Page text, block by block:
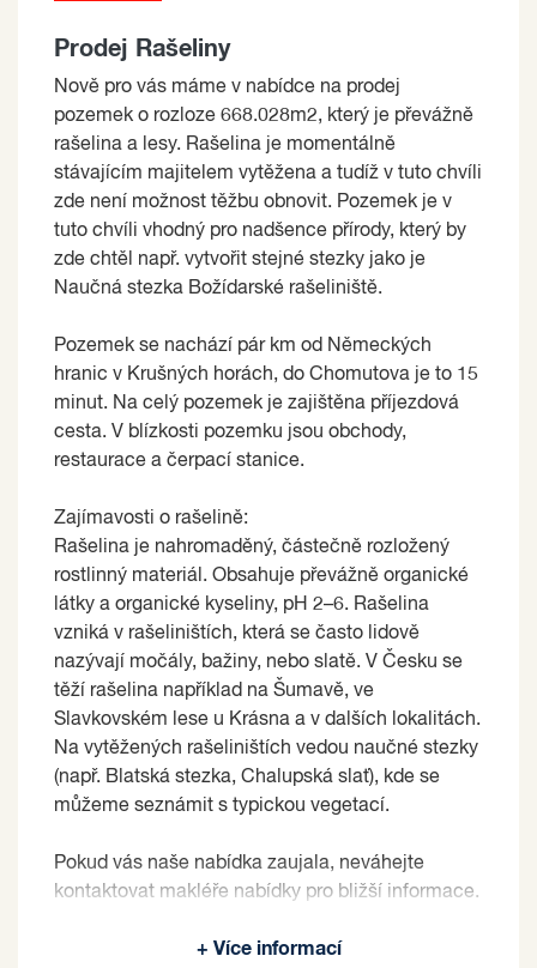
Prodej Rašeliny
Nově pro vás máme v nabídce na prodej
pozemek o rozloze 668.028m2, který je převážně
rašelina a lesy. Rašelina je momentálně
stávajícím majitelem vytěžena a tudíž v tuto chvíli
zde není možnost těžbu obnovit. Pozemek je v
tuto chvíli vhodný pro nadšence přírody, který by
zde chtěl např. vytvořit stejné stezky jako je
Naučná stezka Božídarské rašeliniště.
Pozemek se nachází pár km od Německých
hranic v Krušných horách, do Chomutova je to 15
minut. Na celý pozemek je zajištěna příjezdová
cesta. V blízkosti pozemku jsou obchody,
restaurace a čerpací stanice.
Zajímavosti o rašelině:
Rašelina je nahromaděný, částečně rozložený
rostlinný materiál. Obsahuje převážně organické
látky a organické kyseliny, pH 2–6. Rašelina
vzniká v rašeliništích, která se často lidově
nazývají močály, bažiny, nebo slatě. V Česku se
těží rašelina například na Šumavě, ve
Slavkovském lese u Krásna a v dalších lokalitách.
Na vytěžených rašeliništích vedou naučné stezky
(např. Blatská stezka, Chalupská slať), kde se
můžeme seznámit s typickou vegetací.
Pokud vás naše nabídka zaujala, neváhejte
kontaktovat makléře nabídky pro bližší informace.
na základě jím zvolených kritérií.
+ Více informací